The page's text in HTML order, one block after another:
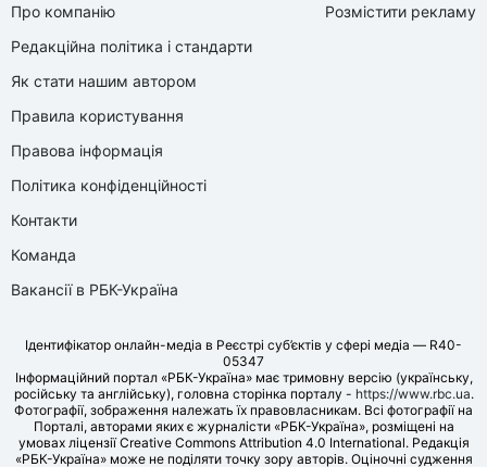
Про компанію
Редакційна політика і стандарти
Як стати нашим автором
Правила користування
Правова інформація
Політика конфіденційності
Контакти
Команда
Вакансії в РБК-Україна
Розмістити рекламу
Ідентифікатор онлайн-медіа в Реєстрі суб’єктів у сфері медіа — R40-
05347
Інформаційний портал «РБК-Україна» має тримовну версію (українську,
російську та англійську), головна сторінка порталу - https://www.rbc.ua.
Фотографії, зображення належать їх правовласникам. Всі фотографії на
Порталі, авторами яких є журналісти «РБК-Україна», розміщені на
умовах ліцензії Creative Commons Attribution 4.0 International. Редакція
«РБК-Україна» може не поділяти точку зору авторів. Оціночні судження